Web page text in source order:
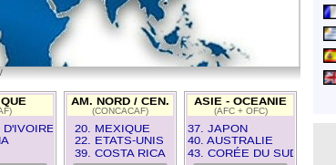
D'IVOIRE
AM. NORD / CEN.
(CONCACAF)
20. MEXIQUE
22. ETATS-UNIS
39. COSTA RICA
ASIE - OCEANIE
(AFC + OFC)
37. JAPON
40. AUSTRALIE
43. CORÉE DU SUD